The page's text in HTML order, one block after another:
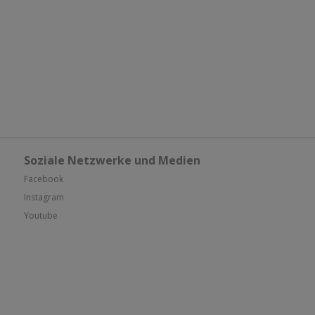
Soziale Netzwerke und Medien
Facebook
Instagram
Youtube